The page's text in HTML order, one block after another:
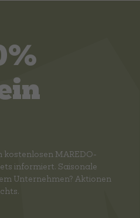
kostenlosen MAREDO-
informiert. Saisonale
Unternehmen? Aktionen